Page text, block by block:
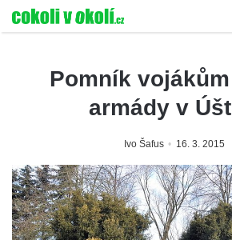
Pomník
armády v
Ivo Šafus 16. 3. 2015